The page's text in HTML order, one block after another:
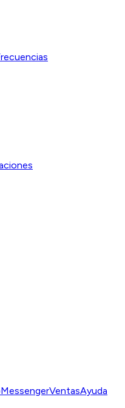
MessengerVentasAyuda